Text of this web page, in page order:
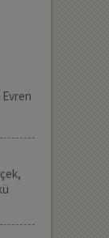
Evren